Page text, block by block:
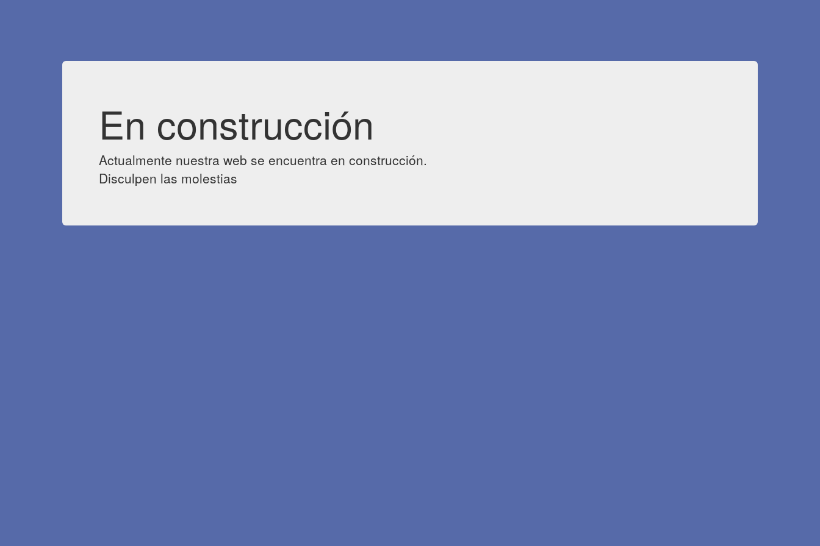
En construcción
Actualmente nuestra web se encuentra en construcción.
Disculpen las molestias